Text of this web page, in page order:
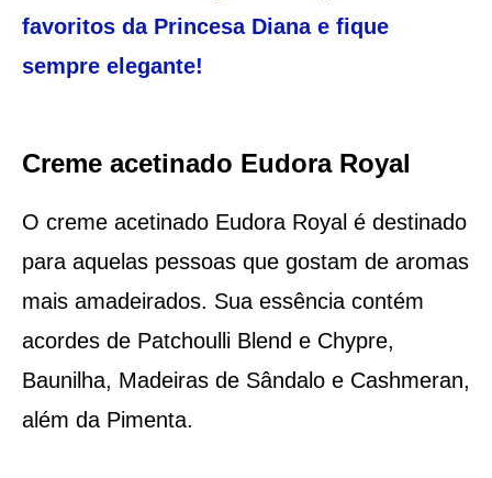
favoritos da Princesa Diana e fique
sempre elegante!
Creme acetinado Eudora Royal
O creme acetinado Eudora Royal é destinado
para aquelas pessoas que gostam de aromas
mais amadeirados. Sua essência contém
acordes de Patchoulli Blend e Chypre,
Baunilha, Madeiras de Sândalo e Cashmeran,
além da Pimenta.